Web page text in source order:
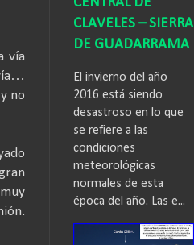
vía
no
CLAVELES – SIERRA
DE GUADARRAMA
El invierno del año
2016 está siendo
desastroso en lo que
se refiere a las
condiciones
meteorológicas
normales de esta
época del año. Las e...